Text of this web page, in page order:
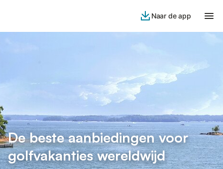
Naar de app
De beste aanbiedingen voor
golfvakanties wereldwijd